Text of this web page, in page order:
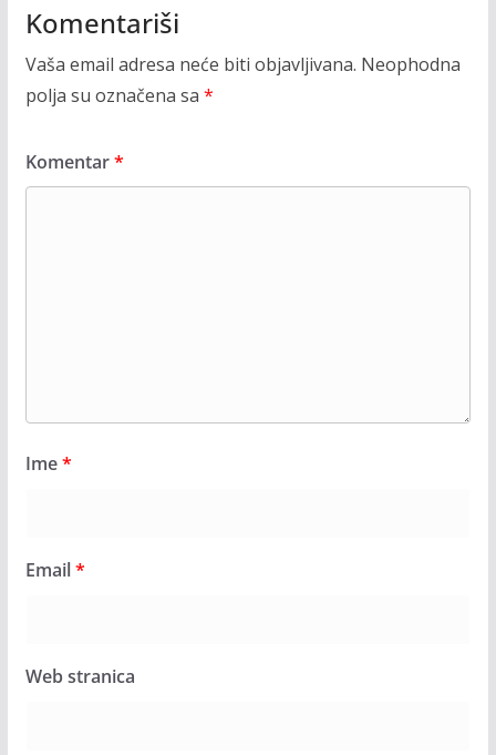
Komentariši
Vaša email adresa neće biti objavljivana. Neophodna
polja su označena sa *
Komentar*
Ime*
Email*
Web stranica